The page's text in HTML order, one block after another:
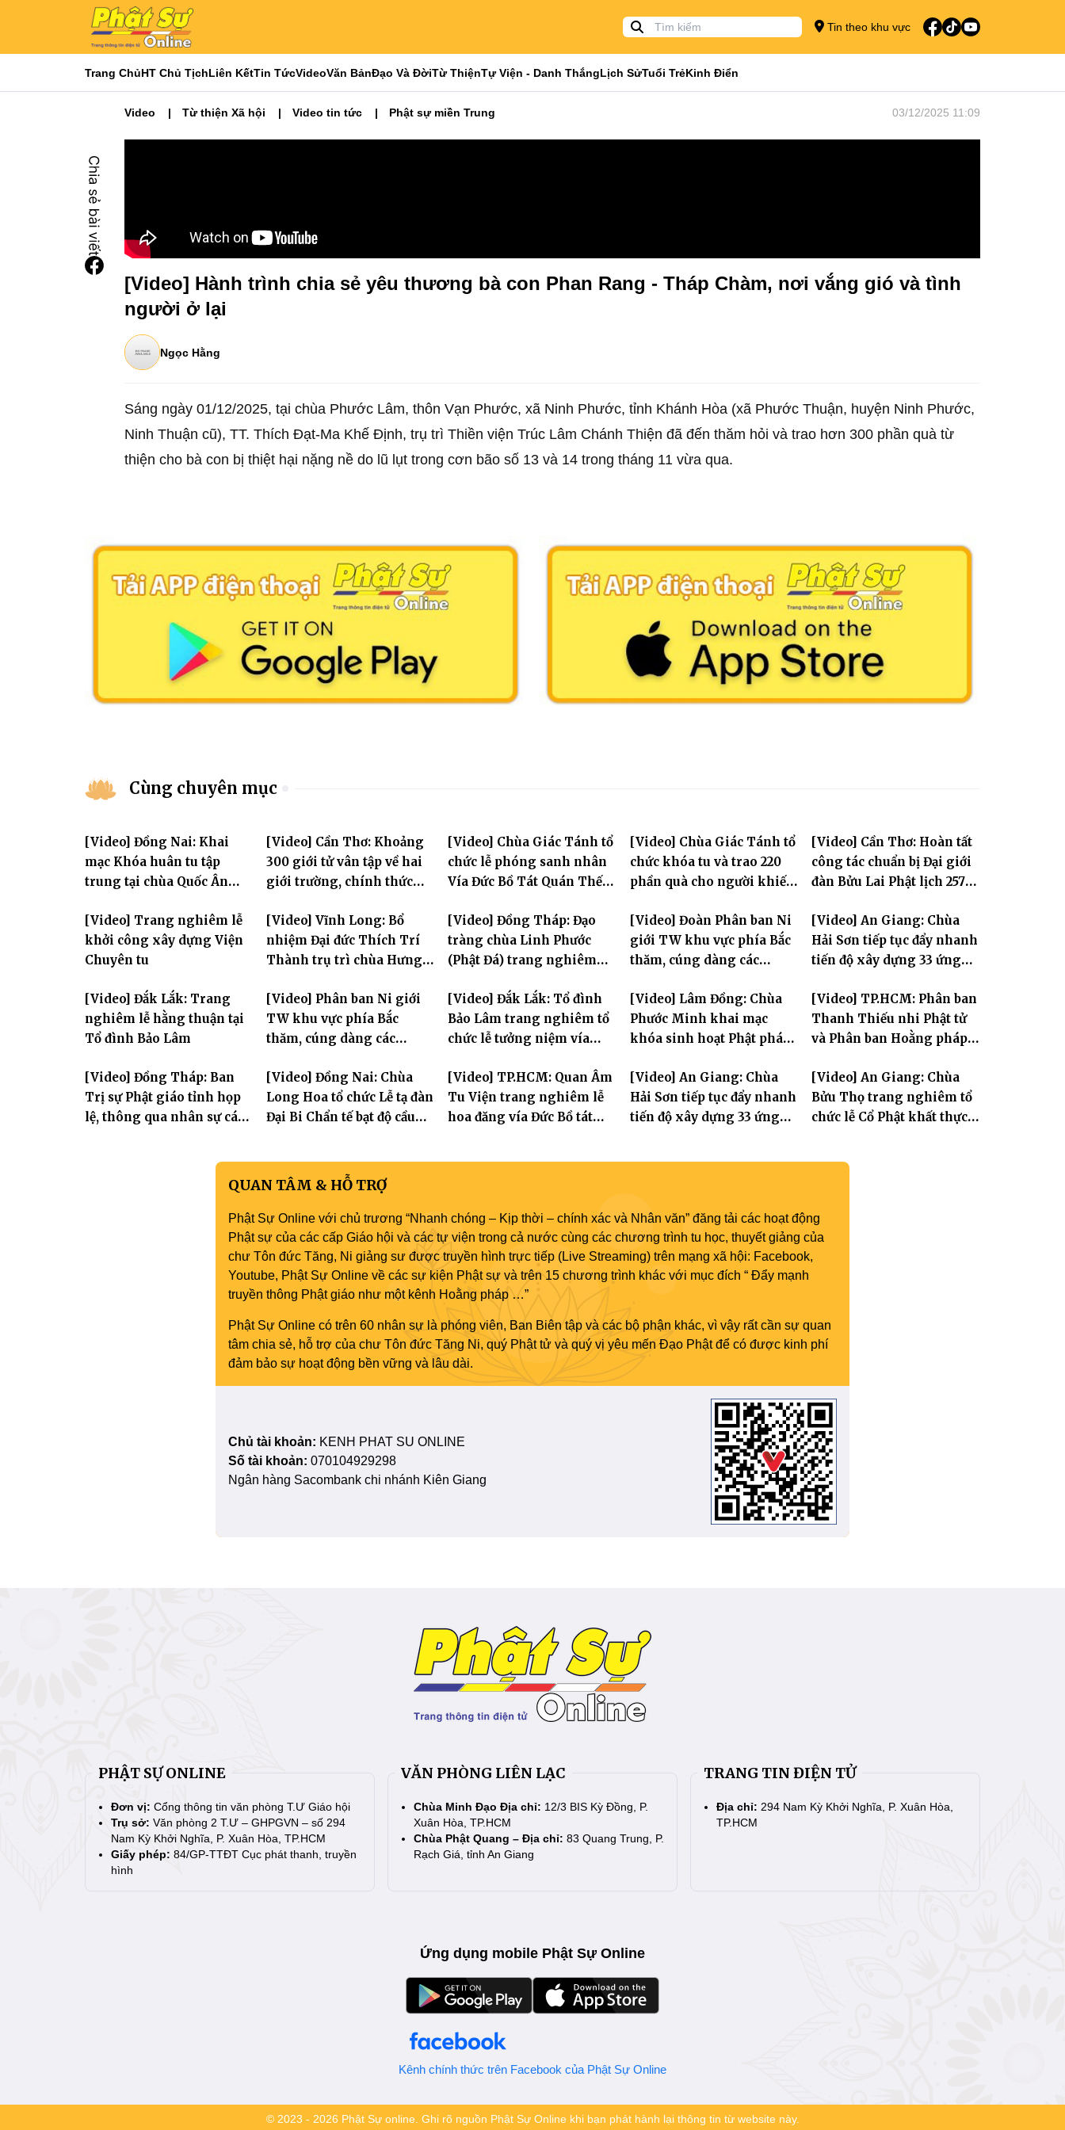
Tin theo khu vực
Trang ChủHT Chủ TịchLiên KếtTin TứcVideoVăn BảnĐạo Và ĐờiTừ ThiệnTự Viện - Danh ThắngLịch SửTuổi TrẻKinh Điển
Video Từ thiện Xã hội Video tin tức Phật sự miền Trung 03/12/2025 11:09
[Video] Hành trình chia sẻ yêu thương bà con Phan Rang - Tháp Chàm, nơi vắng gió và tình
người ở lại
Ngọc Hằng
Sáng ngày 01/12/2025, tại chùa Phước Lâm, thôn Vạn Phước, xã Ninh Phước, tỉnh Khánh Hòa (xã Phước Thuận, huyện Ninh Phước,
Ninh Thuận cũ), TT. Thích Đạt-Ma Khế Định, trụ trì Thiền viện Trúc Lâm Chánh Thiện đã đến thăm hỏi và trao hơn 300 phần quà từ
thiện cho bà con bị thiệt hại nặng nề do lũ lụt trong cơn bão số 13 và 14 trong tháng 11 vừa qua.
Cùng chuyên mục
[Video] Đồng Nai: Khai
mạc Khóa huân tu tập
trung tại chùa Quốc Ân
[Video] Cần Thơ: Khoảng
300 giới tử vân tập về hai
giới trường, chính thức
đàn Bửu Lai PL.2570
[Video] Chùa Giác Tánh tổ
chức lễ phóng sanh nhân
Vía Đức Bồ Tát Quán Thế
[Video] Chùa Giác Tánh tổ
chức khóa tu và trao 220
phần quà cho người khiếm
[Video] Cần Thơ: Hoàn tất
công tác chuẩn bị Đại giới
đàn Bửu Lai Phật lịch 2570,
đăng đàn cầu giới
[Video] Trang nghiêm lễ
khởi công xây dựng Viện
Chuyên tu
[Video] Vĩnh Long: Bổ
nhiệm Đại đức Thích Trí
Thành trụ trì chùa Hưng
[Video] Đồng Tháp: Đạo
tràng chùa Linh Phước
(Phật Đá) trang nghiêm
Hòa thượng Thích Nhuận
Sanh lần thứ 11
[Video] Đoàn Phân ban Ni
giới TW khu vực phía Bắc
thăm, cúng dàng các
mùa an cư PL.2570
[Video] An Giang: Chùa
Hải Sơn tiếp tục đẩy nhanh
tiến độ xây dựng 33 ứng
Âm
[Video] Đắk Lắk: Trang
nghiêm lễ hằng thuận tại
Tổ đình Bảo Lâm
[Video] Phân ban Ni giới
TW khu vực phía Bắc
thăm, cúng dàng các
Yên và thành phố Hải
Phòng
[Video] Đắk Lắk: Tổ đình
Bảo Lâm trang nghiêm tổ
chức lễ tưởng niệm vía
thành đạo và lễ Quy y Tam
bảo
[Video] Lâm Đồng: Chùa
Phước Minh khai mạc
khóa sinh hoạt Phật pháp
tay con" lần II
[Video] TP.HCM: Phân ban
Thanh Thiếu nhi Phật tử
và Phân ban Hoằng pháp
kết công tác Phật sự nhiệm
kỳ IX (2022 – 2027)
[Video] Đồng Tháp: Ban
Trị sự Phật giáo tỉnh họp
lệ, thông qua nhân sự các
[Video] Đồng Nai: Chùa
Long Hoa tổ chức Lễ tạ đàn
Đại Bi Chẩn tế bạt độ cầu
[Video] TP.HCM: Quan Âm
Tu Viện trang nghiêm lễ
hoa đăng vía Đức Bồ tát
[Video] An Giang: Chùa
Hải Sơn tiếp tục đẩy nhanh
tiến độ xây dựng 33 ứng
[Video] An Giang: Chùa
Bửu Thọ trang nghiêm tổ
chức lễ Cổ Phật khất thực
QUAN TÂM & HỖ TRỢ
Phật Sự Online với chủ trương “Nhanh chóng – Kịp thời – chính xác và Nhân văn” đăng tải các hoạt động
Phật sự của các cấp Giáo hội và các tự viện trong cả nước cùng các chương trình tu học, thuyết giảng của
chư Tôn đức Tăng, Ni giảng sư được truyền hình trực tiếp (Live Streaming) trên mạng xã hội: Facebook,
Youtube, Phật Sự Online về các sự kiện Phật sự và trên 15 chương trình khác với mục đích “ Đẩy mạnh
truyền thông Phật giáo như một kênh Hoằng pháp …”
Phật Sự Online có trên 60 nhân sự là phóng viên, Ban Biên tập và các bộ phận khác, vì vậy rất cần sự quan
tâm chia sẻ, hỗ trợ của chư Tôn đức Tăng Ni, quý Phật tử và quý vị yêu mến Đạo Phật để có được kinh phí
đảm bảo sự hoạt động bền vững và lâu dài.
Chủ tài khoản: KENH PHAT SU ONLINE
Số tài khoản: 070104929298
Ngân hàng Sacombank chi nhánh Kiên Giang
PHẬT SỰ ONLINE
Đơn vị: Cổng thông tin văn phòng T.Ư Giáo hội
Trụ sở: Văn phòng 2 T.Ư – GHPGVN – số 294
Nam Kỳ Khởi Nghĩa, P. Xuân Hòa, TP.HCM
Giấy phép: 84/GP-TTĐT Cục phát thanh, truyền
hình
VĂN PHÒNG LIÊN LẠC
Chùa Minh Đạo Địa chỉ: 12/3 BIS Kỳ Đồng, P.
Xuân Hòa, TP.HCM
Chùa Phật Quang – Địa chỉ: 83 Quang Trung, P.
Rạch Giá, tỉnh An Giang
TRANG TIN ĐIỆN TỬ
Địa chỉ: 294 Nam Kỳ Khởi Nghĩa, P. Xuân Hòa,
TP.HCM
Ứng dụng mobile Phật Sự Online
Kênh chính thức trên Facebook của Phật Sự Online
© 2023 - 2026 Phật Sự online. Ghi rõ nguồn Phật Sự Online khi bạn phát hành lại thông tin từ website này.